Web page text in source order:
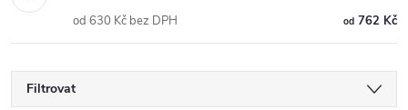
od762 Kč
od 630 Kč bez DPH
Filtrovat